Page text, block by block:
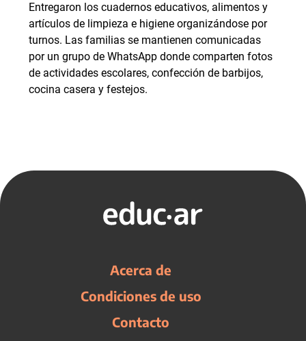
Entregaron los cuadernos educativos, alimentos y
artículos de limpieza e higiene organizándose por
turnos. Las familias se mantienen comunicadas
por un grupo de WhatsApp donde comparten fotos
de actividades escolares, confección de barbijos,
cocina casera y festejos.
Acerca de
Condiciones de uso
Contacto